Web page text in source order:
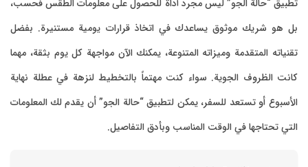
تطبيق “حالة الجو” ليس مجرد أداة للحصول على معلومات الطقس فحسب،
بل هو شريك موثوق يساعدك في اتخاذ قرارات يومية مستنيرة. بفضل
تقنياته المتقدمة وميزاته المتنوعة، يمكنك الآن مواجهة كل يوم بثقة، مهما
كانت الظروف الجوية. سواء كنت مهتماً بالتخطيط لنزهة في عطلة نهاية
الأسبوع أو تستعد للسفر، يمكن لتطبيق “حالة الجو” أن يقدم لك المعلومات
التي تحتاجها في الوقت المناسب وبأدق التفاصيل.